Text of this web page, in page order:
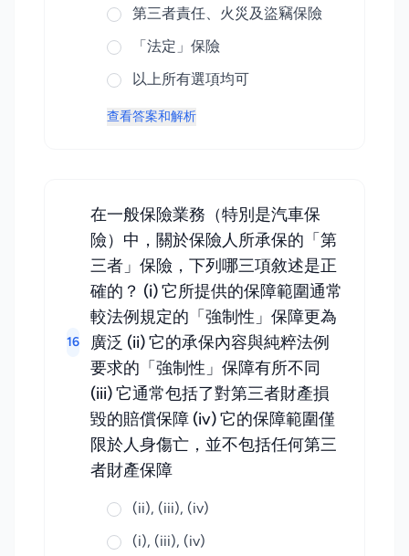
第三者責任、火災及盜竊保險
「法定」保險
以上所有選項均可
查看答案和解析
16
在一般保險業務（特別是汽車保
險）中，關於保險人所承保的「第
三者」保險，下列哪三項敘述是正
確的？ (i) 它所提供的保障範圍通常
較法例規定的「強制性」保障更為
廣泛 (ii) 它的承保內容與純粹法例
要求的「強制性」保障有所不同
(iii) 它通常包括了對第三者財產損
毀的賠償保障 (iv) 它的保障範圍僅
限於人身傷亡，並不包括任何第三
者財產保障
(ii), (iii), (iv)
(i), (iii), (iv)